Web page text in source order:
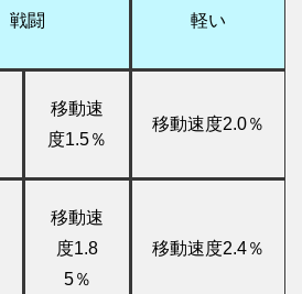
戦闘 軽い
移動速
度1.5％
移動速度2.0％
移動速
度1.8
5％
移動速度2.4％